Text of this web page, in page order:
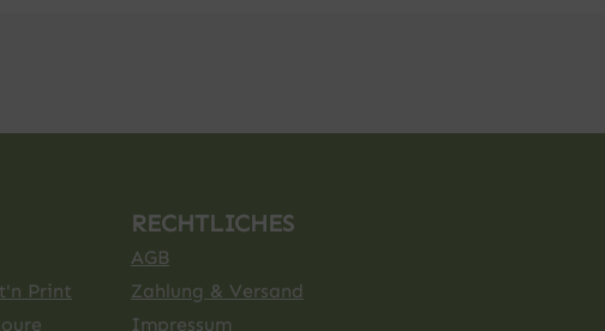
Print
RECHTLICHES
AGB
Zahlung & Versand
Impressum